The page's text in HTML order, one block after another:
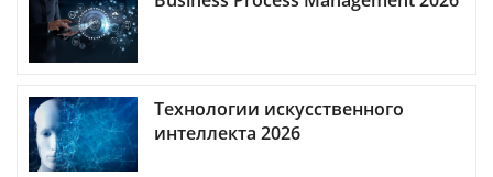
Технологии искусственного
интеллекта 2026